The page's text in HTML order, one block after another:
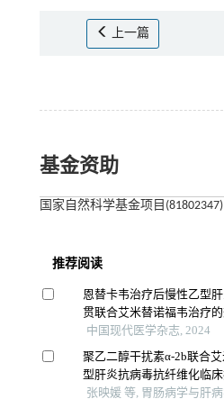
上一篇
基金资助
国家自然科学基金项目(81802347)